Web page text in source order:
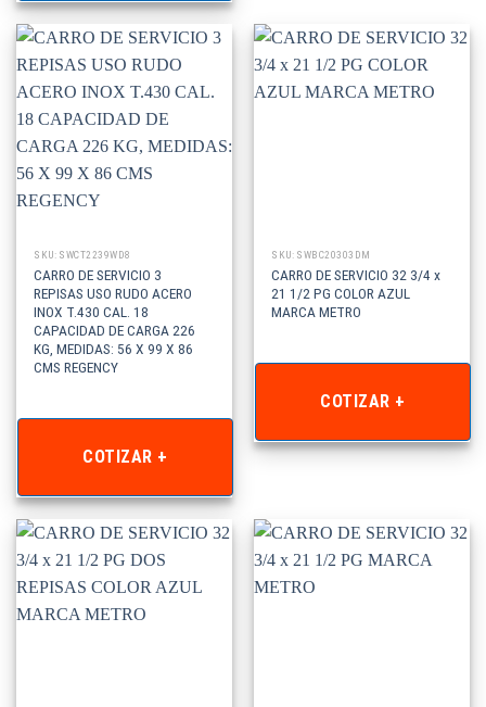
SKU: SWCT2239WD8
CARRO DE SERVICIO 3
REPISAS USO RUDO ACERO
INOX T.430 CAL. 18
CAPACIDAD DE CARGA 226
KG, MEDIDAS: 56 X 99 X 86
CMS REGENCY
COTIZAR +
SKU: SWBC20303DM
CARRO DE SERVICIO 32 3/4 x
21 1/2 PG COLOR AZUL
MARCA METRO
COTIZAR +